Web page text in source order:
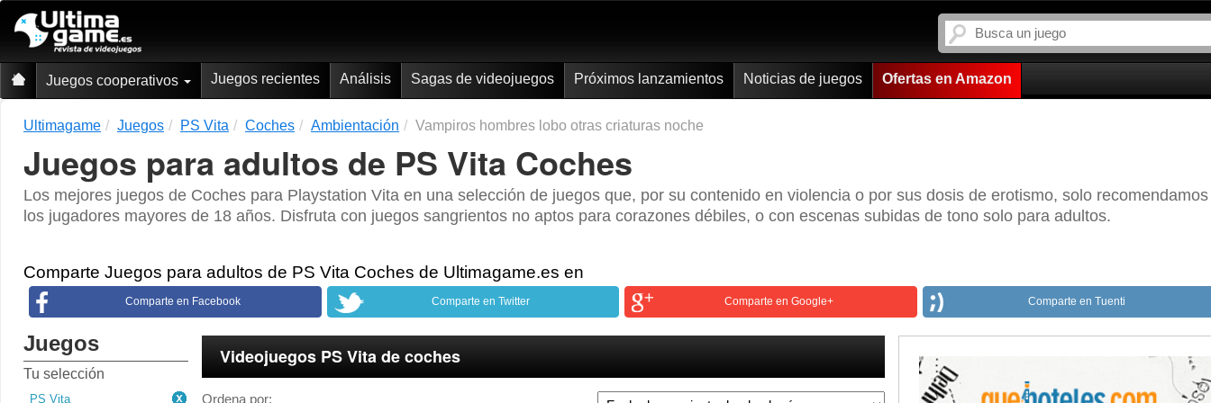
Juegos cooperativos Juegos recientes Análisis Sagas de videojuegos Próximos lanzamientos Noticias de juegos Ofertas en Amazon
Ultimagame Juegos PS Vita Coches Ambientación Vampiros hombres lobo otras criaturas noche
Juegos para adultos de PS Vita Coches
Los mejores juegos de Coches para Playstation Vita en una selección de juegos que, por su contenido en violencia o por sus dosis de erotismo, solo
los jugadores mayores de 18 años. Disfruta con juegos sangrientos no aptos para corazones débiles, o con escenas subidas de tono solo para adultos.
Comparte Juegos para adultos de PS Vita Coches de Ultimagame.es en
Comparte en Facebook Comparte en Twitter Comparte en Google+ Comparte en Tuenti
Juegos
Tu selección
PS Vita
Videojuegos PS Vita de coches
Ordena por: